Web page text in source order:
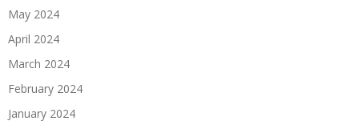
May 2024
April 2024
March 2024
February 2024
January 2024